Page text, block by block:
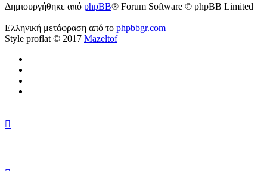
Δημιουργήθηκε από phpBB® Forum Software © phpBB Limited
Ελληνική μετάφραση από το phpbbgr.com
Style proflat © 2017 Mazeltof